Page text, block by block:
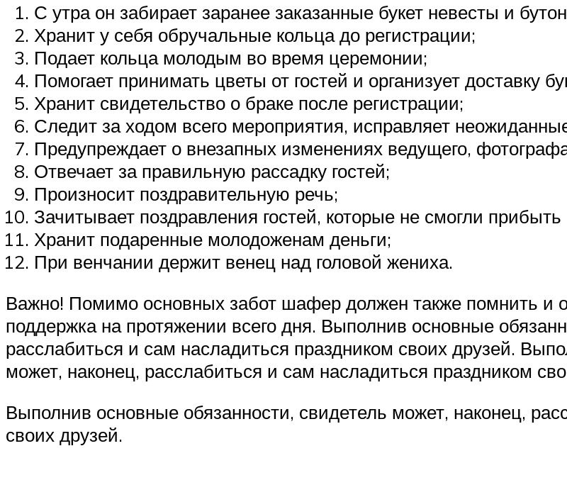
С утра он забирает заранее заказанные букет невесты и
Хранит у себя обручальные кольца до регистрации;
Подает кольца молодым во время церемонии;
Помогает принимать цветы от гостей и организует доставку
Хранит свидетельство о браке после регистрации;
Следит за ходом всего мероприятия, исправляет
Предупреждает о внезапных изменениях ведущего,
Отвечает за правильную рассадку гостей;
Произносит поздравительную речь;
Зачитывает поздравления гостей, которые не смогли прибыть
Хранит подаренные молодоженам деньги;
При венчании держит венец над головой жениха.
Важно! Помимо основных забот шафер должен также помнить и
поддержка на протяжении всего дня. Выполнив основные
расслабиться и сам насладиться праздником своих друзей.
может, наконец, расслабиться и сам насладиться праздником
Выполнив основные обязанности, свидетель может, наконец,
своих друзей.